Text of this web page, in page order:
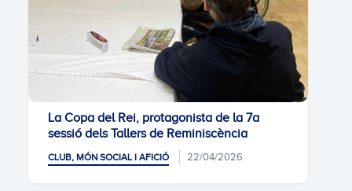
La Copa del Rei, protagonista de la 7a
sessió dels Tallers de Reminiscència
CLUB, MÓN SOCIAL I AFICIÓ 22/04/2026